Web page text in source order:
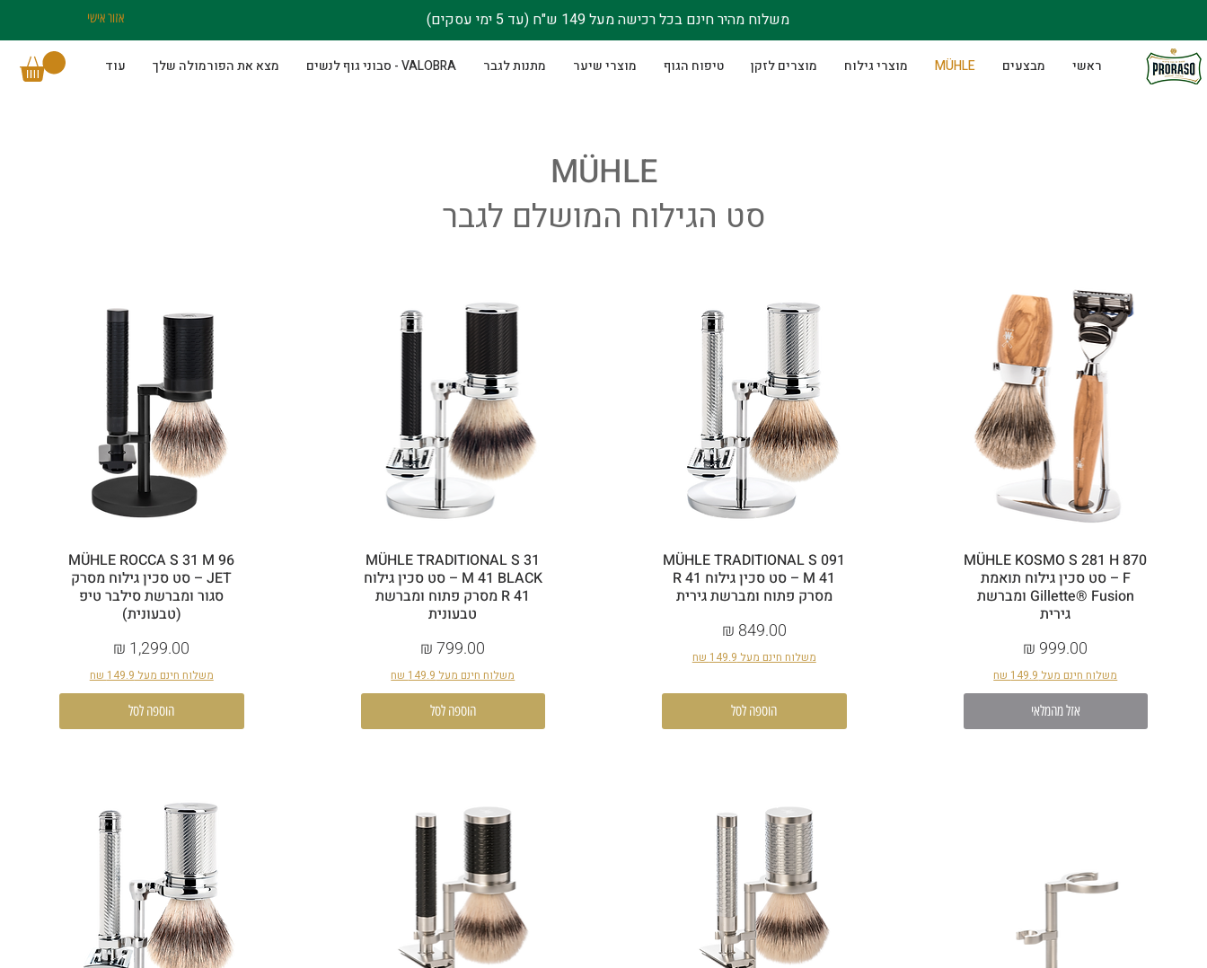
ראשי מבצעים MÜHLE מוצרי גילוח מוצרים לזקן טיפוח הגוף מוצרי שיער מתנות לגבר VALOBRA - סבוני גוף לנשים מצא את הפורמולה שלך עוד
אזור אישי משלוח מהיר חינם בכל רכישה מעל 149 ש"ח (עד 5 ימי עסקים)
MÜHLE
סט הגילוח המושלם לגבר
MÜHLE KOSMO S 281 H 870
F – סט סכין גילוח תואמת
Gillette® Fusion ומברשת
גירית
מחיר
משלוח חינם מעל 149.9 שח
אזל מהמלאי
MÜHLE TRADITIONAL S 091
M 41 – סט סכין גילוח R 41
מסרק פתוח ומברשת גירית
מחיר
משלוח חינם מעל 149.9 שח
הוספה לסל
MÜHLE TRADITIONAL S 31
M 41 BLACK – סט סכין גילוח
R 41 מסרק פתוח ומברשת
טבעונית
מחיר
משלוח חינם מעל 149.9 שח
הוספה לסל
MÜHLE ROCCA S 31 M 96
JET – סט סכין גילוח מסרק
סגור ומברשת סילבר טיפ
(טבעונית)
מחיר
משלוח חינם מעל 149.9 שח
הוספה לסל